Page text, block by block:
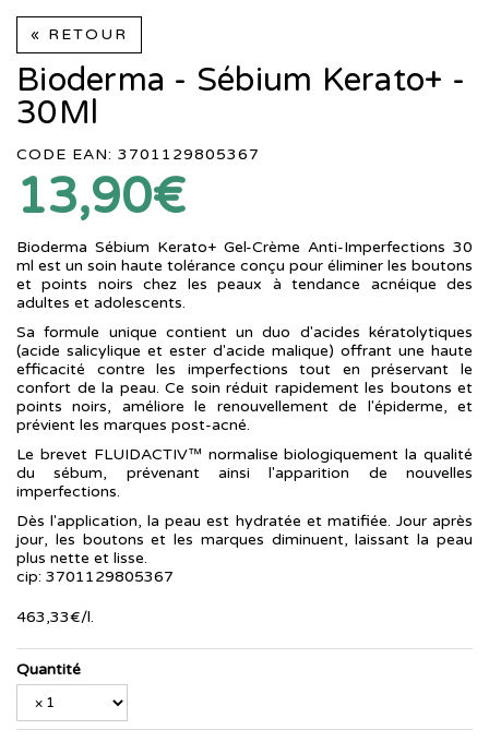
« RETOUR
Bioderma - Sébium Kerato+ -
30Ml
CODE EAN: 3701129805367
13,90€
Bioderma Sébium Kerato+ Gel-Crème Anti-Imperfections 30
ml est un soin haute tolérance conçu pour éliminer les boutons
et points noirs chez les peaux à tendance acnéique des
adultes et adolescents.
Sa formule unique contient un duo d'acides kératolytiques
(acide salicylique et ester d'acide malique) offrant une haute
efficacité contre les imperfections tout en préservant le
confort de la peau. Ce soin réduit rapidement les boutons et
points noirs, améliore le renouvellement de l'épiderme, et
prévient les marques post-acné.
Le brevet FLUIDACTIV™ normalise biologiquement la qualité
du sébum, prévenant ainsi l'apparition de nouvelles
imperfections.
Dès l'application, la peau est hydratée et matifiée. Jour après
jour, les boutons et les marques diminuent, laissant la peau
plus nette et lisse.
cip: 3701129805367
463,33€/l.
Quantité